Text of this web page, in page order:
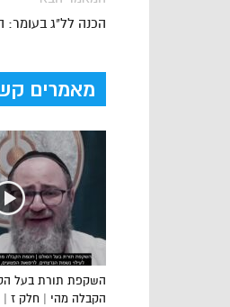
הכנה לל"ג בעומר:
מאמרים
השקפת תורת בעל
הקבלה מהי | חלק ז |